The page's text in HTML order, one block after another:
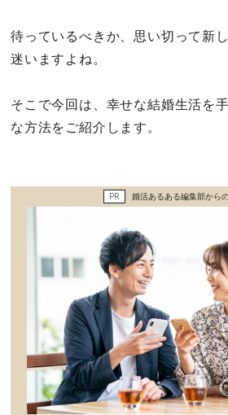
グルメ
セックスライフ
カルチャー・トレンド・芸能
驚き
待っているべきか、思い切って新
迷いますよね。
そこで今回は、幸せな結婚生活を
な方法をご紹介します。
PR 婚活あるある編集部から